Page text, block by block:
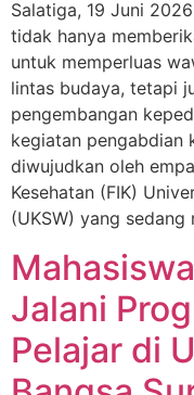
Salatiga, 19 Juni
tidak hanya
untuk memperluas
lintas budaya, tetapi
pengembangan
kegiatan pengabdian
diwujudkan oleh
Kesehatan (FIK)
(UKSW) yang
Jalani
Pelajar di